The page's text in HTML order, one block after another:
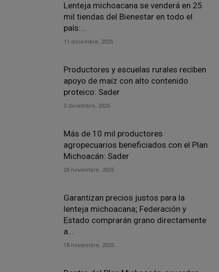
Lenteja michoacana se venderá en 25
mil tiendas del Bienestar en todo el
país:...
11 diciembre, 2025
Productores y escuelas rurales reciben
apoyo de maíz con alto contenido
proteico: Sader
3 diciembre, 2025
Más de 10 mil productores
agropecuarios beneficiados con el Plan
Michoacán: Sader
20 noviembre, 2025
Garantizan precios justos para la
lenteja michoacana; Federación y
Estado comprarán grano directamente
a...
18 noviembre, 2025